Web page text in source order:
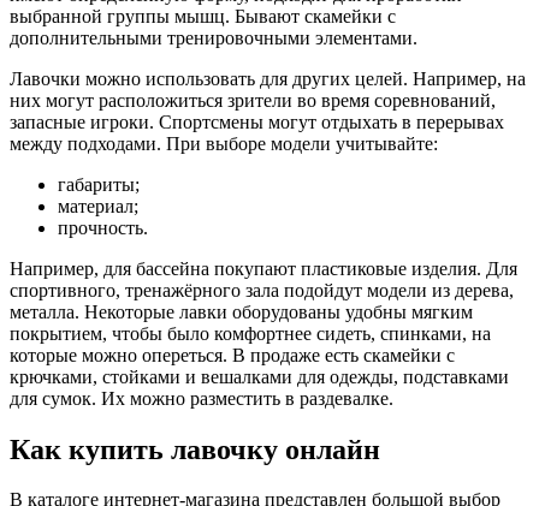
выбранной группы мышц. Бывают скамейки с
дополнительными тренировочными элементами.
Лавочки можно использовать для других целей. Например, на
них могут расположиться зрители во время соревнований,
запасные игроки. Спортсмены могут отдыхать в перерывах
между подходами. При выборе модели учитывайте:
габариты;
материал;
прочность.
Например, для бассейна покупают пластиковые изделия. Для
спортивного, тренажёрного зала подойдут модели из дерева,
металла. Некоторые лавки оборудованы удобны мягким
покрытием, чтобы было комфортнее сидеть, спинками, на
которые можно опереться. В продаже есть скамейки с
крючками, стойками и вешалками для одежды, подставками
для сумок. Их можно разместить в раздевалке.
Как купить лавочку онлайн
В каталоге интернет-магазина представлен большой выбор